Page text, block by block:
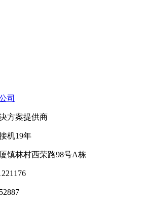
方案提供商
机19年
镇林村西荣路98号A栋